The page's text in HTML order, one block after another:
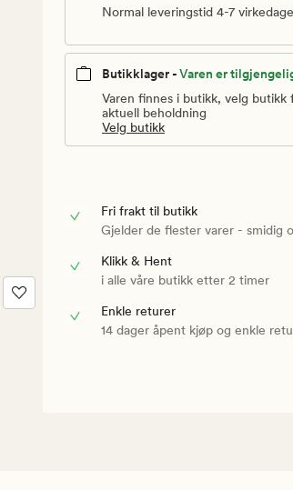
Normal leveringstid 4-7
Butikklager -Varen er
Varen finnes i butikk, velg butikk
aktuell beholdning
Velg butikk
Fri frakt til butikk
Gjelder de flester varer - smidig
Klikk & Hent
i alle våre butikk etter 2 timer
Enkle returer
14 dager åpent kjøp og enkle